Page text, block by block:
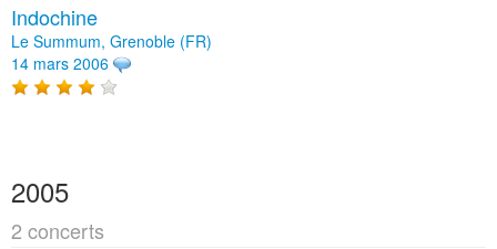
Indochine
Le Summum, Grenoble (FR)
14 mars 2006
2005
2 concerts